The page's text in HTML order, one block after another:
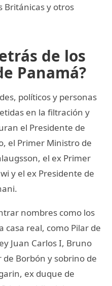
Británicas y otros
de los
Panamá?
políticos y personas
en la filtración y
el Presidente de
el Primer Ministro de
el ex Primer
y el ex Presidente de
nombres como los
casa real, como Pilar de
Juan Carlos I, Bruno
de Borbón y sobrino de
ex duque de